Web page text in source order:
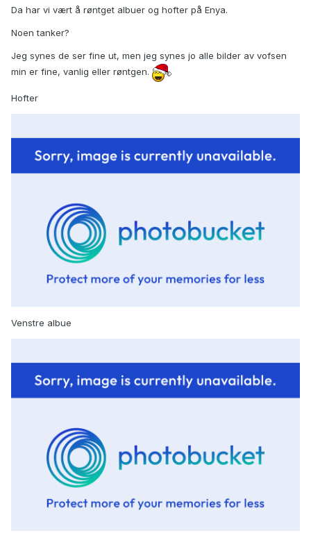
Da har vi vært å røntget albuer og hofter på Enya.
Noen tanker?
Jeg synes de ser fine ut, men jeg synes jo alle bilder av vofsen
min er fine, vanlig eller røntgen.
Hofter
Venstre albue